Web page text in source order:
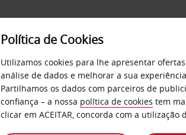
SERVIÇOS EMPRESAS
Política de Cookies
Utilizamos cookies para lhe apresentar
análise de dados e melhorar a sua
Partilhamos os dados com parceiros de
confiança – a nossa política de cookies tem
clicar em ACEITAR, concorda com a utilização